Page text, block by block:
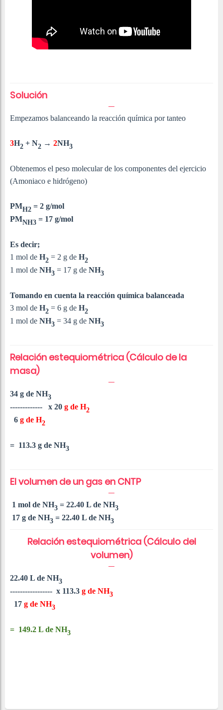
Solución
Empezamos balanceando la reacción química por tanteo
3H2 + N2 → 2NH3
Obtenemos el peso molecular de los componentes del ejercicio
(Amoniaco e hidrógeno)
PMH2 = 2 g/mol
PMNH3 = 17 g/mol
Es decir;
1 mol de H2 = 2 g de H2
1 mol de NH3 = 17 g de NH3
Tomando en cuenta la reacción química balanceada
3 mol de H2 = 6 g de H2
1 mol de NH3 = 34 g de NH3
Relación estequiométrica (Cálculo de la
masa)
34 g de NH3
------------- x 20 g de H2
6 g de H2
= 113.3 g de NH3
El volumen de un gas en CNTP
1 mol de NH3 = 22.40 L de NH3
17 g de NH3 = 22.40 L de NH3
Relación estequiométrica (Cálculo del
volumen)
22.40 L de NH3
----------------- x 113.3 g de NH3
17 g de NH3
= 149.2 L de NH3